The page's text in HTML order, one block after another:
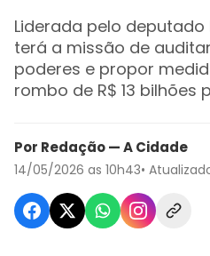
Liderada pelo deputado
terá a missão de
poderes e propor
rombo de R$ 13 bilhões
Por Redação — A Cidade
14/05/2026 as 10h43•